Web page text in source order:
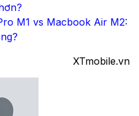
M1 vs Macbook Air M2:
XTmobile.vn